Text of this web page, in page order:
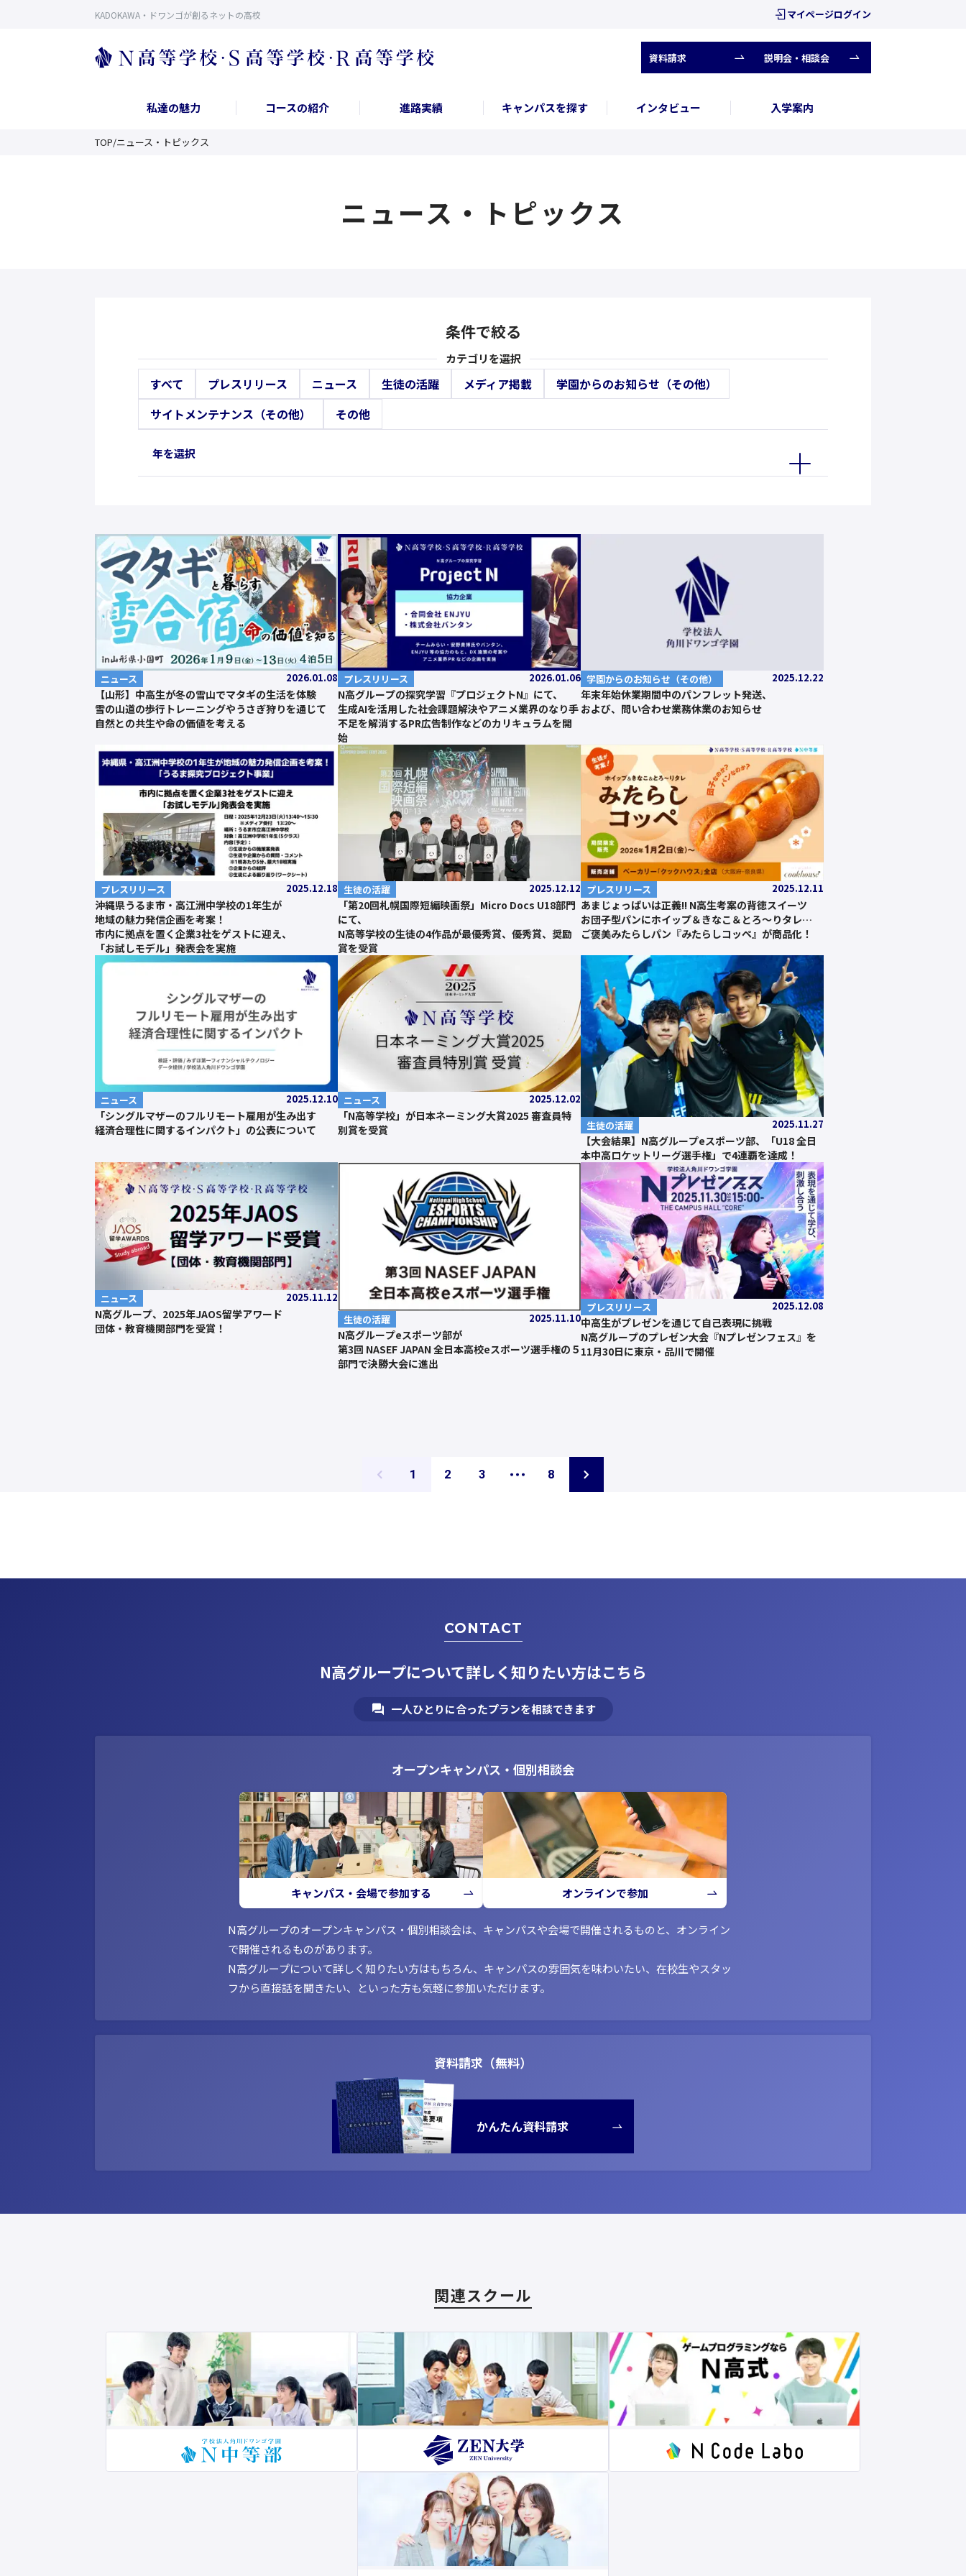
KADOKAWA・ドワンゴが創るネットの高校 マイページログイン
資料請求 説明会・相談会
私達の魅力 コースの紹介 進路実績 キャンパスを探す インタビュー 入学案内
TOP/ニュース・トピックス
ニュース・トピックス
条件で絞る
カテゴリを選択
すべて プレスリリース ニュース 生徒の活躍 メディア掲載
学園からのお知らせ（その他）
サイトメンテナンス（その他）
その他
年を選択
ニュース 2026.01.08
【山形】中高生が冬の雪山でマタギの生活を体験
雪の山道の歩行トレーニングやうさぎ狩りを通じて
自然との共生や命の価値を考える
プレスリリース 2026.01.06
N高グループの探究学習『プロジェクトN』にて、
生成AIを活用した社会課題解決やアニメ業界のなり手
不足を解消するPR広告制作などのカリキュラムを開
始
学園からのお知らせ（その他） 2025.12.22
年末年始休業期間中のパンフレット発送、
および、問い合わせ業務休業のお知らせ
プレスリリース 2025.12.18
沖縄県うるま市・高江洲中学校の1年生が
地域の魅力発信企画を考案！
市内に拠点を置く企業3社をゲストに迎え、
「お試しモデル」発表会を実施
生徒の活躍 2025.12.12
「第20回札幌国際短編映画祭」Micro Docs U18部門
にて、
N高等学校の生徒の4作品が最優秀賞、優秀賞、奨励
賞を受賞
プレスリリース 2025.12.11
あまじょっぱいは正義!! N高生考案の背徳スイーツ
お団子型パンにホイップ＆きなこ＆とろ～りタレ…
ご褒美みたらしパン『みたらしコッペ』が商品化！
ニュース 2025.12.10
「シングルマザーのフルリモート雇用が生み出す
経済合理性に関するインパクト」の公表について
ニュース 2025.12.02
「N高等学校」が日本ネーミング大賞2025 審査員特
別賞を受賞
生徒の活躍 2025.11.27
【大会結果】N高グループeスポーツ部、「U18 全日
本中高ロケットリーグ選手権」で4連覇を達成！
ニュース 2025.11.12
N高グループ、2025年JAOS留学アワード
団体・教育機関部門を受賞！
生徒の活躍 2025.11.10
N高グループeスポーツ部が
第3回 NASEF JAPAN 全日本高校eスポーツ選手権の５
部門で決勝大会に進出
プレスリリース 2025.12.08
中高生がプレゼンを通じて自己表現に挑戦
N高グループのプレゼン大会『Nプレゼンフェス』を
11月30日に東京・品川で開催
1 2 3 8
CONTACT
N高グループについて詳しく知りたい方はこちら
一人ひとりに合ったプランを相談できます
オープンキャンパス・個別相談会
キャンパス・会場で参加する オンラインで参加
N高グループのオープンキャンパス・個別相談会は、キャンパスや会場で開催されるものと、オンライン
で開催されるものがあります。
N高グループについて詳しく知りたい方はもちろん、キャンパスの雰囲気を味わいたい、在校生やスタッ
フから直接話を聞きたい、といった方も気軽に参加いただけます。
資料請求（無料）
かんたん資料請求
関連スクール